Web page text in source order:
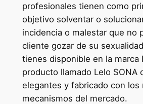
profesionales tienen como
objetivo solventar o
incidencia o malestar que no
cliente gozar de su
tienes disponible en la marca
producto llamado Lelo SONA
elegantes y fabricado con los
mecanismos del mercado.